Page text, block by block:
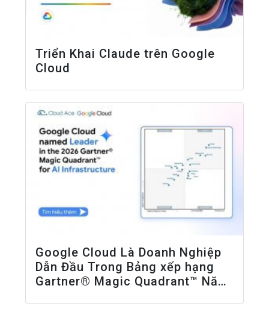
Triển Khai Claude trên Google
Cloud
Google Cloud Là Doanh Nghiệp
Dẫn Đầu Trong Bảng xếp hạng
Gartner® Magic Quadrant™ Năm